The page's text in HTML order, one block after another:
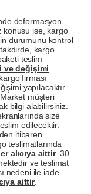
deformasyon
konusu ise, kargo
durumunu kontrol
kargo
teslim
ve değişimi
firması
yapılacaktır.
müşteri
bilgi alabilirsiniz.
size
edilecektir.
itibaren
teslimatlarında
alıcıya aittir. 30
ve teslimat
nedeni ile iade
aittir.